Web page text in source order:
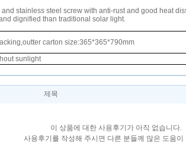
stainless steel screw with anti-rust and good heat
dignified than traditional solar light.
carton size:365*365*790mm
sunlight
제목
이 상품에 대한 사용후기가 아직 없습니다.
사용후기를 작성해 주시면 다른 분들께 많은 도움이